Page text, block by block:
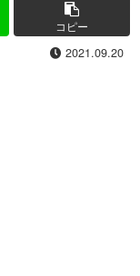
コピー
2021.09.20